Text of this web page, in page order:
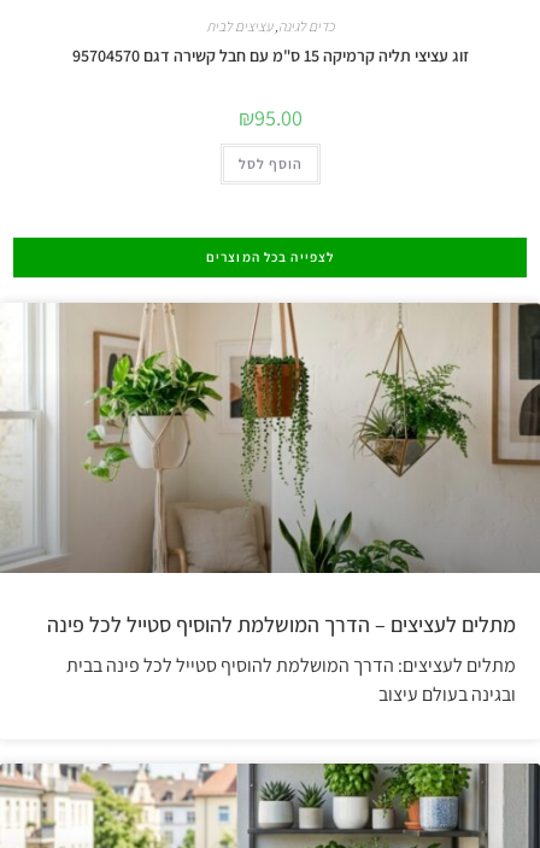
מתלים לעציצים – הדרך המושלמת להוסיף סטייל לכל פינה
מתלים לעציצים: הדרך המושלמת להוסיף סטייל לכל פינה בבית
ובגינה בעולם עיצוב
כדים לגינה,עציצים לבית
זוג עציצי תליה קרמיקה 15 ס"מ עם חבל קשירה דגם 95704570
₪95.00
הוסף לסל
לצפייה בכל המוצרים